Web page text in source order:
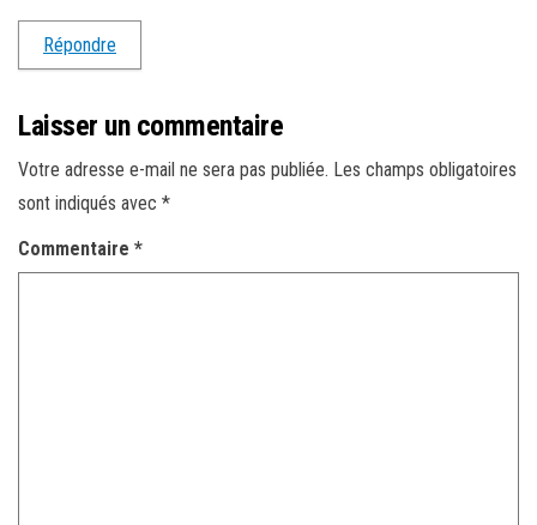
Répondre
Laisser un commentaire
Votre adresse e-mail ne sera pas publiée. Les champs obligatoires
sont indiqués avec *
Commentaire *